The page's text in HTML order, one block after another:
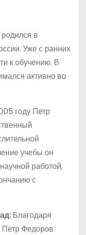
в
Уже с ранних
к обучению. В
активно во
году Петр
учебы он
работой,
с
Благодаря
Федоров